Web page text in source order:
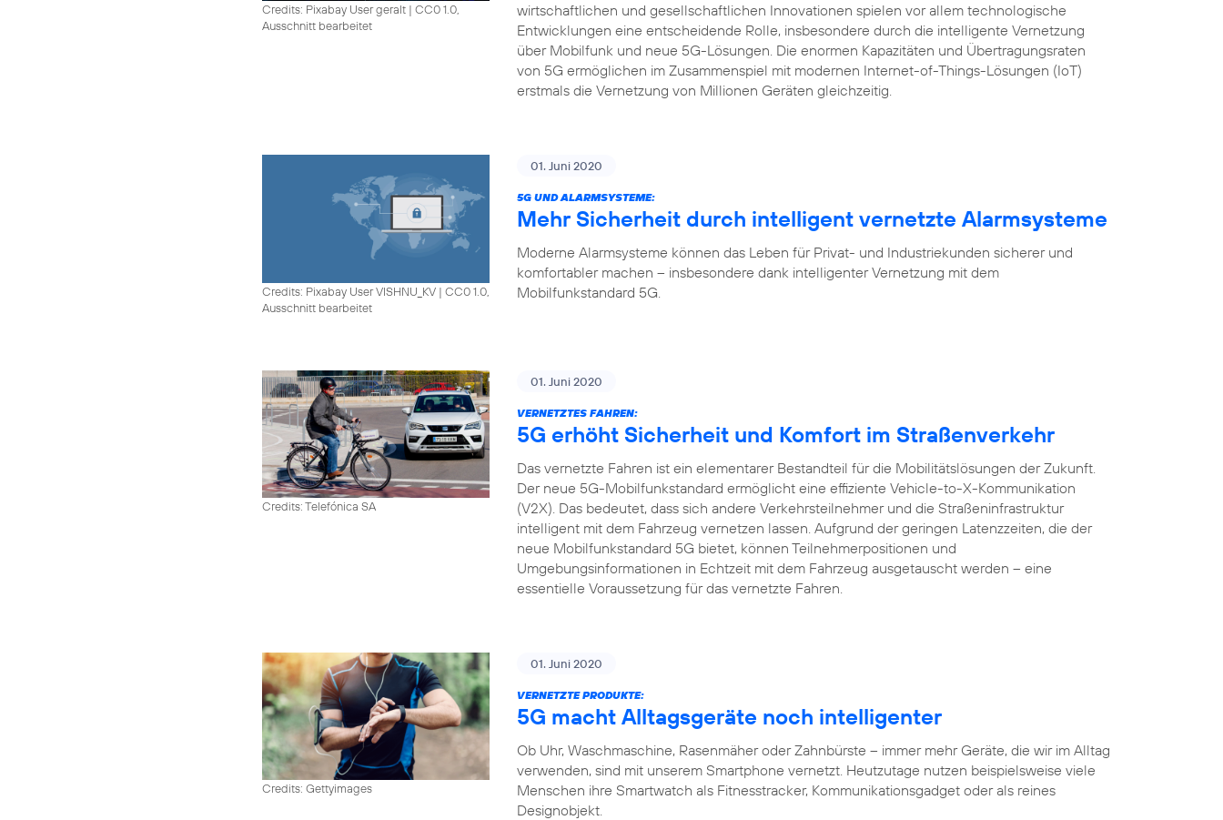
Credits: Pixabay User geralt | CC0 1.0,
Ausschnitt bearbeitet
wirtschaftlichen und gesellschaftlichen Innovationen spielen vor allem technologische
Entwicklungen eine entscheidende Rolle, insbesondere durch die intelligente Vernetzung
über Mobilfunk und neue 5G-Lösungen. Die enormen Kapazitäten und Übertragungsraten
von 5G ermöglichen im Zusammenspiel mit modernen Internet-of-Things-Lösungen (IoT)
erstmals die Vernetzung von Millionen Geräten gleichzeitig.
Credits: Pixabay User VISHNU_KV | CC0 1.0,
Ausschnitt bearbeitet
01. Juni 2020
5G UND ALARMSYSTEME:
Mehr Sicherheit durch intelligent vernetzte Alarmsysteme
Moderne Alarmsysteme können das Leben für Privat- und Industriekunden sicherer und
komfortabler machen – insbesondere dank intelligenter Vernetzung mit dem
Mobilfunkstandard 5G.
Credits: Telefónica SA
01. Juni 2020
VERNETZTES FAHREN:
5G erhöht Sicherheit und Komfort im Straßenverkehr
Das vernetzte Fahren ist ein elementarer Bestandteil für die Mobilitätslösungen der Zukunft.
Der neue 5G-Mobilfunkstandard ermöglicht eine effiziente Vehicle-to-X-Kommunikation
(V2X). Das bedeutet, dass sich andere Verkehrsteilnehmer und die Straßeninfrastruktur
intelligent mit dem Fahrzeug vernetzen lassen. Aufgrund der geringen Latenzzeiten, die der
neue Mobilfunkstandard 5G bietet, können Teilnehmerpositionen und
Umgebungsinformationen in Echtzeit mit dem Fahrzeug ausgetauscht werden – eine
essentielle Voraussetzung für das vernetzte Fahren.
Credits: Gettyimages
01. Juni 2020
VERNETZTE PRODUKTE:
5G macht Alltagsgeräte noch intelligenter
Ob Uhr, Waschmaschine, Rasenmäher oder Zahnbürste – immer mehr Geräte, die wir im Alltag
verwenden, sind mit unserem Smartphone vernetzt. Heutzutage nutzen beispielsweise viele
Menschen ihre Smartwatch als Fitnesstracker, Kommunikationsgadget oder als reines
Designobjekt.